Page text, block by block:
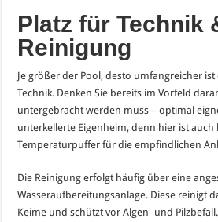
Platz für Technik
Reinigung
Je größer der Pool, desto umfangreicher
Technik. Denken Sie bereits im Vorfeld
untergebracht werden muss – optimal
unterkellerte Eigenheim, denn hier ist auch
Temperaturpuffer für die empfindlichen
Die Reinigung erfolgt häufig über eine
Wasseraufbereitungsanlage. Diese reinigt
Keime und schützt vor Algen- und